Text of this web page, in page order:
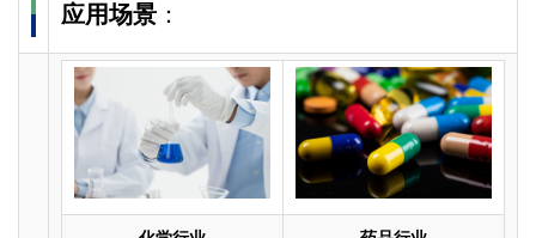
应用场景 ：